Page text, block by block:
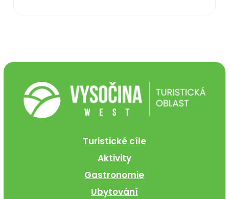
Turistické cíle
Aktivity
Gastronomie
Ubytování